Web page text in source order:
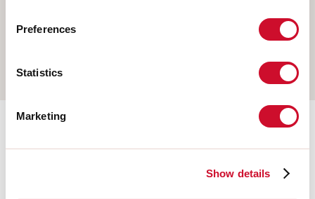
Preferences
Statistics
Marketing
Show details